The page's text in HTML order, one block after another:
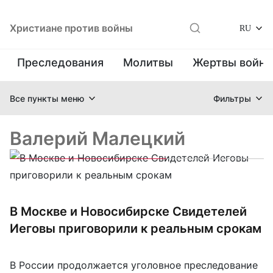
Христиане против войны RU
Преследования Молитвы Жертвы
Все пункты меню Фильтры
Валерий Малецкий
В Москве и Новосибирске Свидетелей
Иеговы приговорили к реальным срокам
В России продолжается уголовное преследование